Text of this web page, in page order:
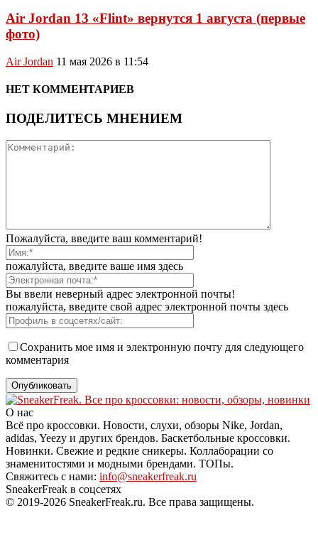
Air Jordan 13 «Flint» вернутся 1 августа (первые
фото)
Air Jordan 11 мая 2026 в 11:54
НЕТ КОММЕНТАРИЕВ
ПОДЕЛИТЕСЬ МНЕНИЕМ
Пожалуйста, введите ваш комментарий!
пожалуйста, введите ваше имя здесь
Вы ввели неверный адрес электронной почты!
пожалуйста, введите свой адрес электронной почты здесь
Сохранить мое имя и электронную почту для следующего
комментария
О нас
Всё про кроссовки. Новости, слухи, обзоры Nike, Jordan,
adidas, Yeezy и других брендов. Баскетбольные кроссовки.
Новинки. Свежие и редкие сникеры. Коллаборации со
знаменитостями и модными брендами. ТОПы.
Свяжитесь с нами: info@sneakerfreak.ru
SneakerFreak в соцсетях
© 2019-2026 SneakerFreak.ru. Все права защищены.